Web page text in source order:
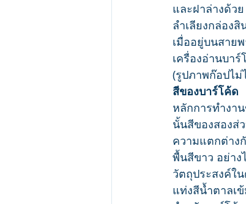
และฝาล่างด้ว
ลำเลียงกล่อง
เมื่ออยู่บนสาย
เครื่องอ่านบา
(รูปภาพก๊อปไม่
สีของบาร์โค้ด
หลักการทำงา
นั้นสีของสองส่
ความแตกต่าง
พื้นสีขาว อย่าง
วัตถุประสงค์ใ
แท่งสีน้ำตาลเ